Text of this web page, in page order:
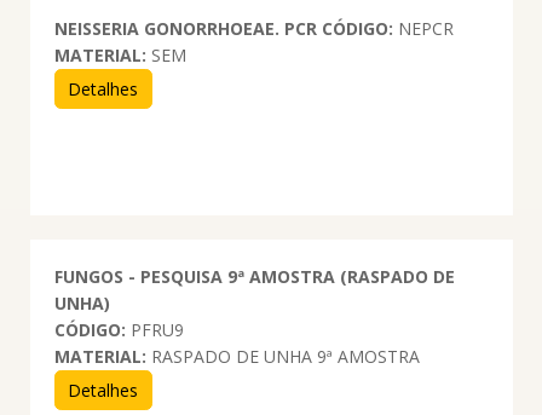
NEISSERIA GONORRHOEAE. PCR CÓDIGO: NEPCR
MATERIAL: SEM
Detalhes
FUNGOS - PESQUISA 9ª AMOSTRA (RASPADO DE
UNHA)
CÓDIGO: PFRU9
MATERIAL: RASPADO DE UNHA 9ª AMOSTRA
Detalhes